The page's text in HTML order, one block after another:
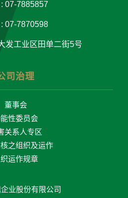
: 07-7885857
07-7870598
发工业区田单二街5号
司治理
董事会
性委员会
关系人专区
之组织及运作
运作规章